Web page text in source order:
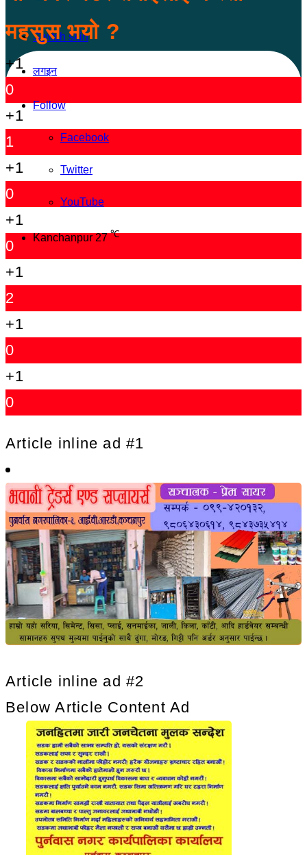
Switch skin
लगइन
Follow
Facebook
Twitter
YouTube
Kanchanpur 27 ℃
महसुस भयो ?
+1
0
+1
1
+1
0
+1
0
+1
2
+1
0
+1
0
Article inline ad #1
Article inline ad #2
Below Article Content Ad